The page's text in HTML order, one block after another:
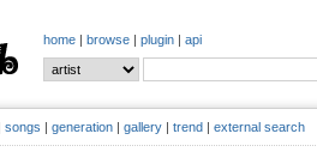
home | browse | plugin | api
songs | generation | gallery | trend | external search